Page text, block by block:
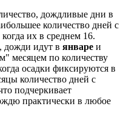
дождливые дни в
количество дней с
когда их в среднем 16.
дожди идут в январе и
месяцем по количеству
осадки фиксируются в
количество дней с
подчеркивает
практически в любое